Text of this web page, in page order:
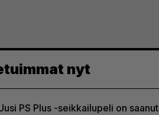
nyt
PS Plus -seikkailupeli on saanut